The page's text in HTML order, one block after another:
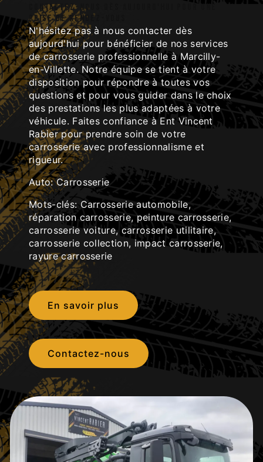
Contactez-nous dès aujourd'hui pour une
prise de rendez-vous
N'hésitez pas à nous contacter dès
aujourd'hui pour bénéficier de nos services
de carrosserie professionnelle à Marcilly-
en-Villette. Notre équipe se tient à votre
disposition pour répondre à toutes vos
questions et pour vous guider dans le choix
des prestations les plus adaptées à votre
véhicule. Faites confiance à Ent Vincent
Rabier pour prendre soin de votre
carrosserie avec professionnalisme et
rigueur.
Auto: Carrosserie
Mots-clés: Carrosserie automobile,
réparation carrosserie, peinture carrosserie,
carrosserie voiture, carrosserie utilitaire,
carrosserie collection, impact carrosserie,
rayure carrosserie
En savoir plus
Contactez-nous